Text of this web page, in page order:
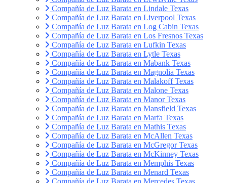
Compañía de Luz Barata en Lindale Texas
Compañía de Luz Barata en Liverpool Texas
Compañía de Luz Barata en Log Cabin Texas
Compañía de Luz Barata en Los Fresnos Texas
Compañía de Luz Barata en Lufkin Texas
Compañía de Luz Barata en Lytle Texas
Compañía de Luz Barata en Mabank Texas
Compañía de Luz Barata en Magnolia Texas
Compañía de Luz Barata en Malakoff Texas
Compañía de Luz Barata en Malone Texas
Compañía de Luz Barata en Manor Texas
Compañía de Luz Barata en Mansfield Texas
Compañía de Luz Barata en Marfa Texas
Compañía de Luz Barata en Mathis Texas
Compañía de Luz Barata en McAllen Texas
Compañía de Luz Barata en McGregor Texas
Compañía de Luz Barata en McKinney Texas
Compañía de Luz Barata en Memphis Texas
Compañía de Luz Barata en Menard Texas